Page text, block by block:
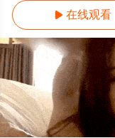
 在线观看